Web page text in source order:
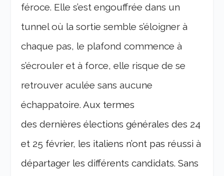
féroce. Elle s’est engouffrée dans un
tunnel où la sortie semble s’éloigner à
chaque pas, le plafond commence à
s’écrouler et à force, elle risque de se
retrouver aculée sans aucune
échappatoire.Aux termes
des dernières élections générales des 24
et 25 février, les italiens n’ont pas réussi à
départager les différents candidats. Sans